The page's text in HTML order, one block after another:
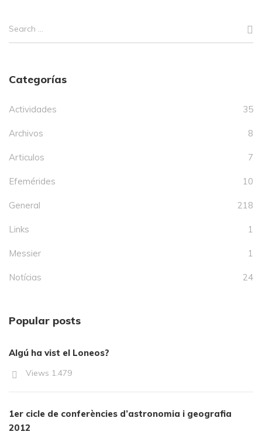
Categorías
Actividades 35
Archivos 8
Articulos 7
Efemérides 10
General 218
Links 1
Messier 1
Notícias 24
Popular posts
Algú ha vist el Loneos?
Views 1.479
1er cicle de conferències d’astronomia i geografia
2012